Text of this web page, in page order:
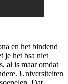
en het bindend
je het bsa niet
al is maar omdat
Universiteiten
Dat